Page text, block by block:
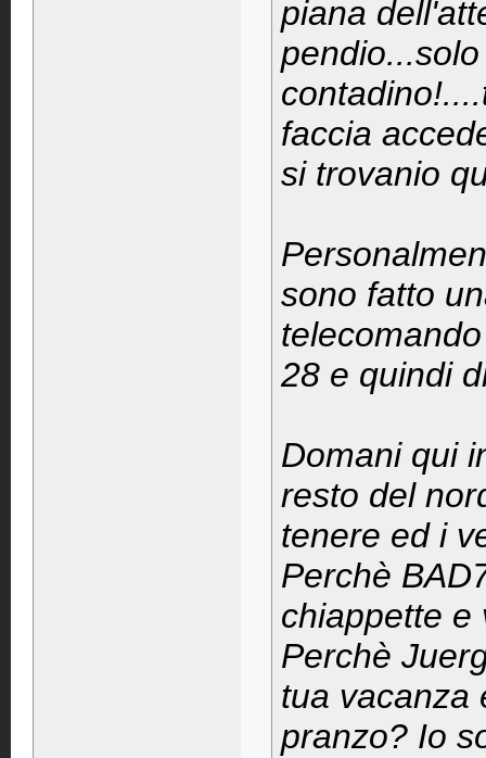
piana
faccia
si trovanio
sono fatto
28 e quindi
Domani qui
resto del
tenere ed i
Perchè
chiappette e
Perchè
tua vacanza
pranzo? Io